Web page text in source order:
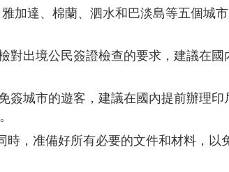
加達、棉蘭、泗水和巴淡島等五個城
出境公民簽證檢查的要求，建議在國
簽城市的遊客，建議在國內提前辦理
，准備好所有必要的文件和材料，以